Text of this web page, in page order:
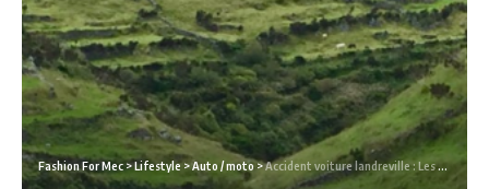
Fashion For Mec >Lifestyle>Auto / moto>Accident voiture landreville : Les détails à connaître sur cet événement.